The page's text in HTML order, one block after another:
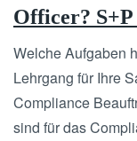
Officer?
Welche Aufgaben
Lehrgang für Ihre
Compliance
sind für das